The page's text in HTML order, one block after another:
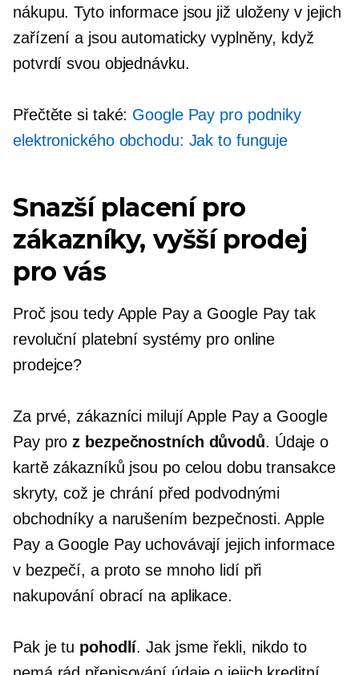
nákupu. Tyto informace jsou již uloženy v jejich
zařízení a jsou automaticky vyplněny, když
potvrdí svou objednávku.
Přečtěte si také: Google Pay pro podniky
elektronického obchodu: Jak to funguje
Snazší placení pro
zákazníky, vyšší prodej
pro vás
Proč jsou tedy Apple Pay a Google Pay tak
revoluční platební systémy pro online
prodejce?
Za prvé, zákazníci milují Apple Pay a Google
Pay proz bezpečnostních důvodů. Údaje o
kartě zákazníků jsou po celou dobu transakce
skryty, což je chrání před podvodnými
obchodníky a narušením bezpečnosti. Apple
Pay a Google Pay uchovávají jejich informace
v bezpečí, a proto se mnoho lidí při
nakupování obrací na aplikace.
Pak je tu pohodlí. Jak jsme řekli, nikdo to